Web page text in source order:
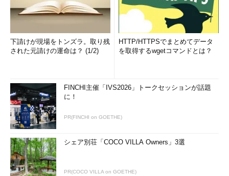
下請けが現場をトンズラ。取り残
された元請けの運命は？ (1/2)
HTTP/HTTPSでまとめてデータ
を取得するwgetコマンドとは？
FINCHI主催「IVS2026」トークセッションが話題
に！
PR(FINCHI on GOETHE)
シェア別荘「COCO VILLA Owners」3選
PR(COCO VILLA on GOETHE)